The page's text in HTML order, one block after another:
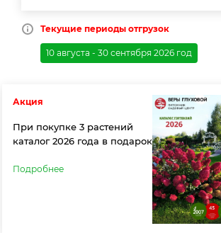
Текущие периоды отгрузок
10 августа - 30 сентября 2026 год
Акция
При покупке 3 растений
каталог 2026 года в подарок
Подробнее